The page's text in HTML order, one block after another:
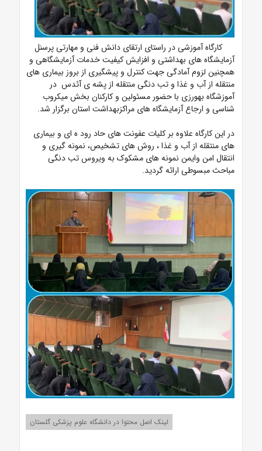
کارگاه آموزشی در راستای ارتقای دانش فنی و مهارتی پرسنل
آزمایشگاه های بهداشتی و افزایش کیفیت خدمات آزمایشگاهی و
همچنین لزوم آمادگی جهت کنترل و پیشگیری از بروز بیماری های
منتقله از آب و غذا و تب دنگی منتقله از پشه ی آئدس در
آموزشگاه بهورزی با حضور مسئولین و کارکنان بخش میکروب
شناسی و ارجاع آزمایشگاه های مراکزبهداشت استان برگزار شد.
در این کارگاه علاوه بر کلیات عفونت های حاد رود ه ای و بیماری
های منتقله از آب و غذا ، روش های تشخیص، نمونه گیری و
انتقال امن وایمن نمونه های مشکوک به ویروس تب دنگی
مباحث مبسوطی ارائه گردید.
لینک اصل محتوا در دانشگاه علوم پزشکی گلستان